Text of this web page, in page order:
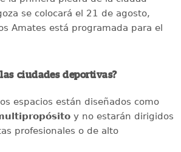
se colocará el 21 de agosto,
Amates está programada para el
ciudades deportivas?
espacios están diseñados como
y no estarán dirigidos
profesionales o de alto